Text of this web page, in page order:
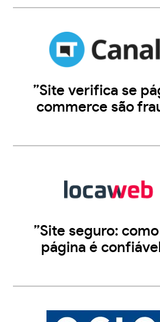
”Site verifica se
commerce são
”Site seguro:
página é